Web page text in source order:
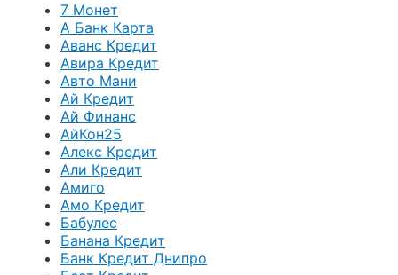
7 Монет
А Банк Карта
Аванс Кредит
Авира Кредит
Авто Мани
Ай Кредит
Ай Финанс
АйКон25
Алекс Кредит
Али Кредит
Амиго
Амо Кредит
Бабулес
Банана Кредит
Банк Кредит Днипро